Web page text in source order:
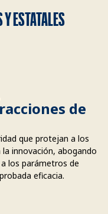
ESTATALES
de
que protejan a los
innovación, abogando
los parámetros de
eficacia.